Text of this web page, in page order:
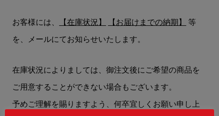
お客様には、 【在庫状況】 【お届けまでの納期】 等
を、メールにてお知らせいたします。
在庫状況によりましては、御注文後にご希望の商品を
ご用意することができない場合もございます。
予めご理解を賜りますよう、何卒宜しくお願い申し上